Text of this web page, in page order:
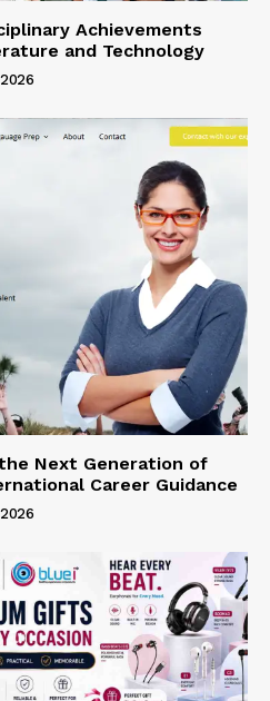
Achievements
and Technology
Next Generation of
Career Guidance